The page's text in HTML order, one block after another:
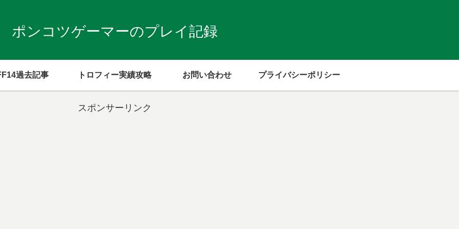
ポンコツゲーマーのプレイ記録
過去記事 トロフィー実績攻略 お問い合わせ プライバシーポリシー
スポンサーリンク